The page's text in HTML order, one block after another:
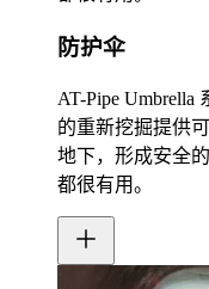
防护伞
AT-Pipe
的重新挖掘提供
地下，形成安全
都很有用。